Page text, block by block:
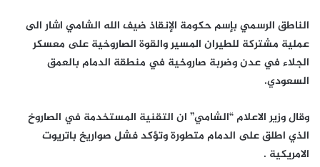
الناطق الرسمي بإسم حكومة الإنقاذ ضيف الله الشامي اشار الى
عملية مشتركة للطيران المسير والقوة الصاروخية على معسكر
الجلاء في عدن وضربة صاروخية في منطقة الدمام بالعمق
السعودي.
وقال وزير الاعلام “الشامي” ان التقنية المستخدمة في الصاروخ
الذي اطلق على الدمام متطورة وتؤكد فشل صواريخ باتريوت
الامريكية .